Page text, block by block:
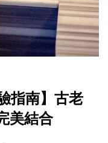
指南】古老
美結合